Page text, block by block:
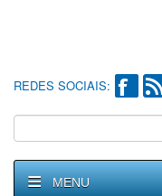
REDES SOCIAIS:
MENU